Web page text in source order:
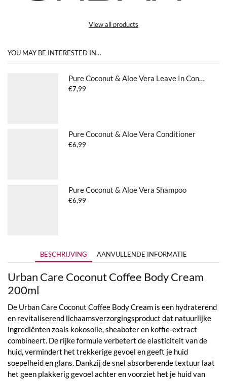
View all products
YOU MAY BE INTERESTED IN…
€7,99
Pure Coconut & Aloe Vera Conditioner
€6,99
Pure Coconut & Aloe Vera Shampoo
€6,99
BESCHRIJVING AANVULLENDE INFORMATIE
Urban Care Coconut Coffee Body Cream
200ml
De Urban Care Coconut Coffee Body Cream is een hydraterend
en revitaliserend lichaamsverzorgingsproduct dat natuurlijke
ingrediënten zoals kokosolie, sheaboter en koffie-extract
combineert. De rijke formule verbetert de elasticiteit van de
huid, vermindert het trekkerige gevoel en geeft je huid
soepelheid en glans. Dankzij de snel absorberende textuur laat
het geen plakkerig gevoel achter en voorziet het je huid van